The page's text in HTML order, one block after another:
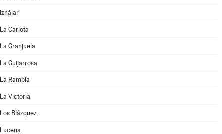
Iznájar
La Carlota
La Granjuela
La Guijarrosa
La Rambla
La Victoria
Los Blázquez
Lucena